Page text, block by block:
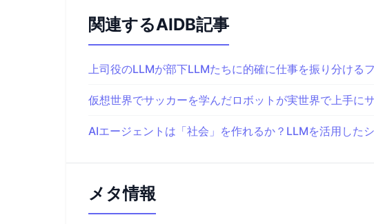
関連するAIDB記事
上司役のLLMが部下LLMたちに的確に仕事を振り分ける
仮想世界でサッカーを学んだロボットが実世界で上手
AIエージェントは「社会」を作れるか？LLMを活用した
メタ情報